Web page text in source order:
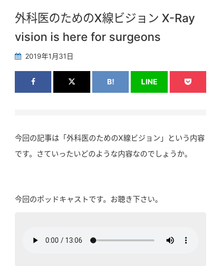
外科医のためのX線ビジョン X-Ray
vision is here for surgeons
2019年1月31日
B! LINE
今回の記事は「外科医のためのX線ビジョン」という内容
です。さていったいどのような内容なのでしょうか。
今回のポッドキャストです。お聴き下さい。